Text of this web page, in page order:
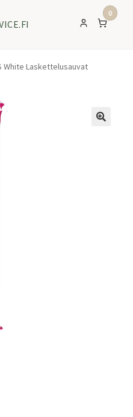
0
White Laskettelusauvat